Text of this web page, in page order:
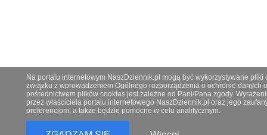
Na portalu internetowym NaszDziennik.pl mogą być wykorzystywane
związku z wprowadzeniem Ogólnego rozporządzenia o ochronie danych
pośrednictwem plików cookies jest zależne od Pani/Pana zgody.
przez właściciela portalu internetowego NaszDziennik.pl oraz jego
preferencjom, a także będzie pomocne w celu analitycznym.